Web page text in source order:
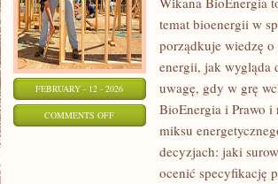
FEBRUARY - 12 - 2026
COMMENTS OFFON
SŁONECZNA
temat bioenergii w
porządkuje wiedzę
energii, jak wygląda
uwagę, gdy w grę
BioEnergia i Prawo i
miksu
decyzjach: jaki
ocenić specyfikację